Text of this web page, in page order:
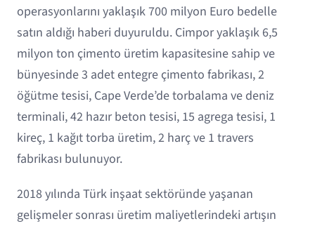
operasyonlarını yaklaşık 700 milyon Euro bedelle
satın aldığı haberi duyuruldu. Cimpor yaklaşık 6,5
milyon ton çimento üretim kapasitesine sahip ve
bünyesinde 3 adet entegre çimento fabrikası, 2
öğütme tesisi, Cape Verde’de torbalama ve deniz
terminali, 42 hazır beton tesisi, 15 agrega tesisi, 1
kireç, 1 kağıt torba üretim, 2 harç ve 1 travers
fabrikası bulunuyor.
2018 yılında Türk inşaat sektöründe yaşanan
gelişmeler sonrası üretim maliyetlerindeki artışın